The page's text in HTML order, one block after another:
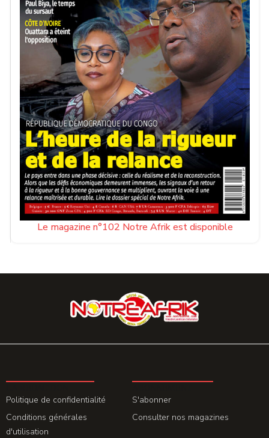
Le magazine n°102 Notre Afrik est disponible
Politique de confidentialité
Conditions générales
d'utilisation
S'abonner
Consulter nos magazines